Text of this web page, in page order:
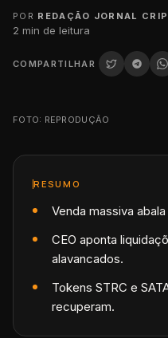
POR REDAÇÃO JORNAL
2 min de leitura
COMPARTILHAR
FOTO: REPRODUÇÃO
RESUMO
Venda massiva
CEO aponta
alavancados.
Tokens STRC e
recuperam.